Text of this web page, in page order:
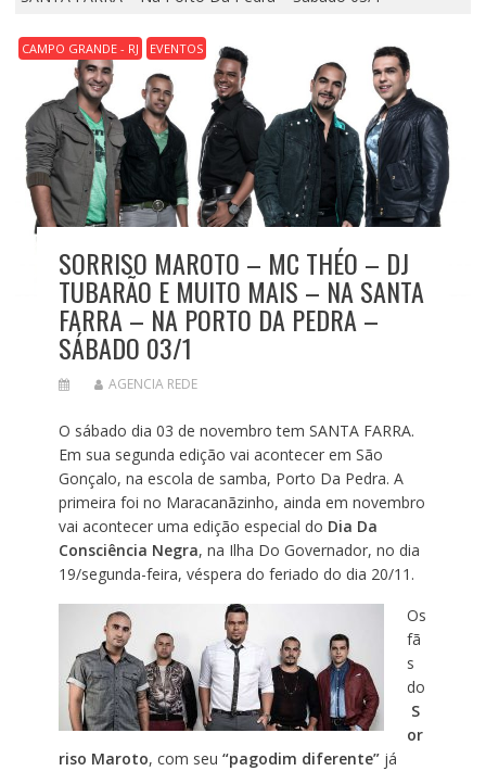
CAMPO GRANDE - RJ EVENTOS
SORRISO MAROTO – MC THÉO – DJ
TUBARÃO E MUITO MAIS – NA SANTA
FARRA – NA PORTO DA PEDRA –
SÁBADO 03/1
AGENCIA REDE
O sábado dia 03 de novembro tem SANTA FARRA.
Em sua segunda edição vai acontecer em São
Gonçalo, na escola de samba, Porto Da Pedra. A
primeira foi no Maracanãzinho, ainda em novembro
vai acontecer uma edição especial do Dia Da
Consciência Negra, na Ilha Do Governador, no dia
19/segunda-feira, véspera do feriado do dia 20/11.
Os
fã
s
do
S
or
riso Maroto, com seu “pagodim diferente”já